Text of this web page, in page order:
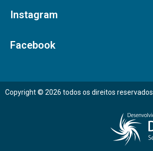
Instagram
Facebook
Copyright © 2026 todos os direitos reservados